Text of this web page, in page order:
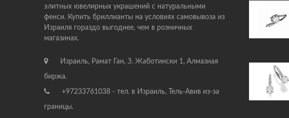
элитных ювелирных украшений с натуральными
фенси. Купить бриллианты на условиях самовывоза из
Израиля гораздо выгоднее, чем в розничных
магазинах.
Израиль, Рамат Ган, З. Жаботински 1, Алмазная
биржа.
+97233761038 - тел. в Израиль, Тель-Авив из-за
границы.